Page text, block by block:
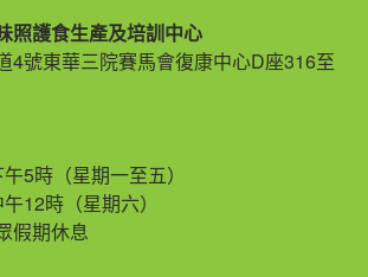
照護食生產及培訓中心
4號東華三院賽馬會復康中心D座316至
5時（星期一至五）
12時（星期六）
假期休息